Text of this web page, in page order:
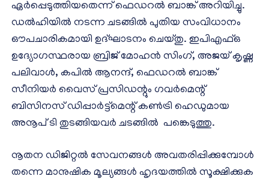
ഏർപ്പെടുത്തിയതെന്ന് ഫെഡറൽ ബാങ്ക് അറിയിച്ചു.
ഡൽഹിയിൽ നടന്ന ചടങ്ങിൽ പുതിയ സംവിധാനം
ഔപചാരികമായി ഉദ്ഘാടനം ചെയ്തു. ഇപിഎഫ്ഒ
ഉദ്യോഗസ്ഥരായ ബ്രിജ് മോഹൻ സിംഗ്, അജയ് കൃഷ്ണ
പലിവാൾ, കപിൽ ആനന്ദ്, ഫെഡറൽ ബാങ്ക്
സീനിയർ വൈസ് പ്രസിഡന്റും ഗവർമെന്റ്
ബിസിനസ് ഡിപ്പാർട്ട്മെന്റ് കൺട്രി ഹെഡുമായ
അനൂപ് ടി തുടങ്ങിയവർ ചടങ്ങിൽ പങ്കെടുത്തു.
നൂതന ഡിജിറ്റൽ സേവനങ്ങൾ അവതരിപ്പിക്കുമ്പോൾ
തന്നെ മാനുഷിക മൂല്യങ്ങൾ ഹൃദയത്തിൽ സൂക്ഷിക്കുക